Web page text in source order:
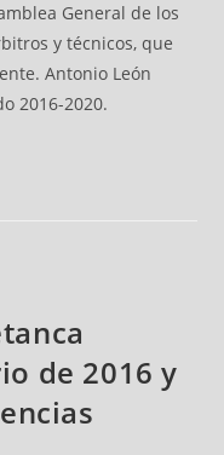
General de los
y técnicos, que
Antonio León
2016-2020.
de 2016 y